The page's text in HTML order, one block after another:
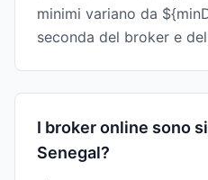
minimi variano da
seconda del broker e
I broker online sono
Senegal?